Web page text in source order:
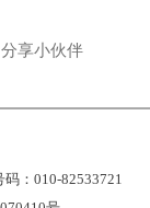
分享小伙伴
：010-82533721